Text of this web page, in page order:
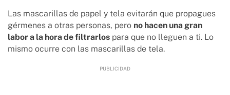
Las mascarillas de papel y tela evitarán que propagues
gérmenes a otras personas, pero no hacen una gran
labor a la hora de filtrarlos para que no lleguen a ti. Lo
mismo ocurre con las mascarillas de tela.